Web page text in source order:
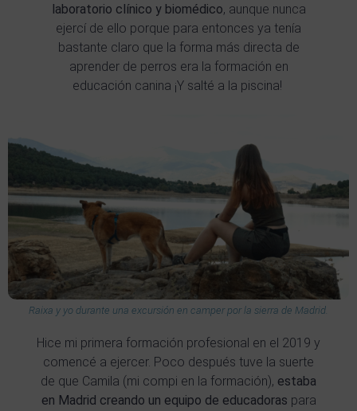
laboratorio clínico y biomédico, aunque nunca
ejercí de ello porque para entonces ya tenía
bastante claro que la forma más directa de
aprender de perros era la formación en
educación canina ¡Y salté a la piscina!
Raixa y yo durante una excursión en camper por la sierra de Madrid.
Hice mi primera formación profesional en el 2019 y
comencé a ejercer. Poco después tuve la suerte
de que Camila (mi compi en la formación), estaba
en Madrid creando un equipo de educadoras para